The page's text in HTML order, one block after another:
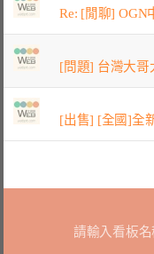
Re: [閒聊] OGN
[問題] 台灣大哥
[出售] [全國]全
請輸入看板